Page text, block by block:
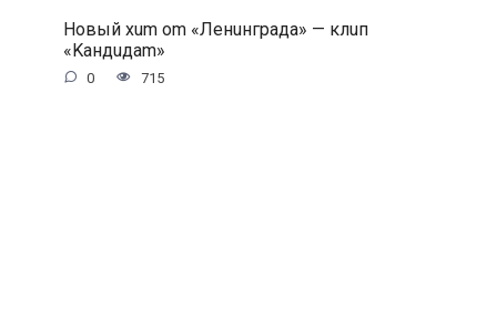
Hoвый xum om «Лeнuнгpaдa» — клuп
«Kaндuдam»
0 715